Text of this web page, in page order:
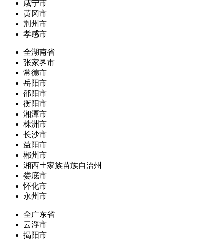
咸宁市
黄冈市
荆州市
孝感市
全湖南省
张家界市
常德市
岳阳市
邵阳市
衡阳市
湘潭市
株洲市
长沙市
益阳市
郴州市
湘西土家族苗族自治州
娄底市
怀化市
永州市
全广东省
云浮市
揭阳市